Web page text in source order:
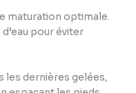
maturation optimale.
pour éviter
les dernières gelées,